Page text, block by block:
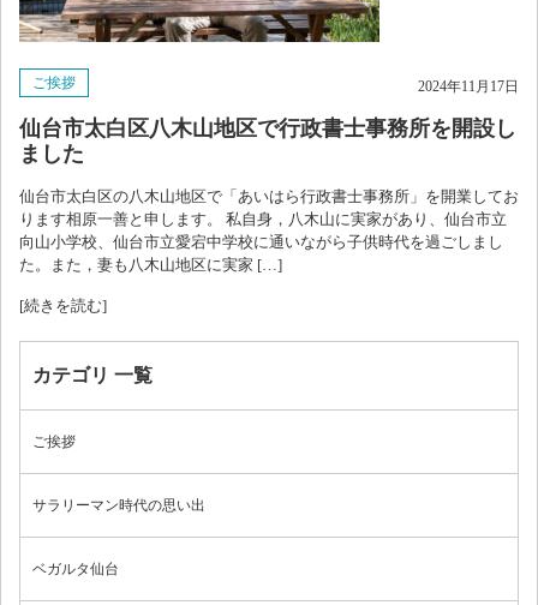
ご挨拶 2024年11月17日
仙台市太白区八木山地区で行政書士事務所を開設し
ました
仙台市太白区の八木山地区で「あいはら行政書士事務所」を開業してお
ります相原一善と申します。 私自身，八木山に実家があり、仙台市立
向山小学校、仙台市立愛宕中学校に通いながら子供時代を過ごしまし
た。また，妻も八木山地区に実家 […]
[続きを読む]
カテゴリ 一覧
ご挨拶
サラリーマン時代の思い出
ベガルタ仙台